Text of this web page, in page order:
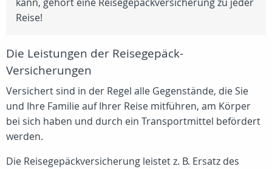
Reise!
Die Leistungen der Reisegepäck-
Versicherungen
Versichert sind in der Regel alle Gegenstände, die Sie
und Ihre Familie auf Ihrer Reise mitführen, am Körper
bei sich haben und durch ein Transportmittel befördert
werden.
Die Reisegepäckversicherung leistet z. B. Ersatz des